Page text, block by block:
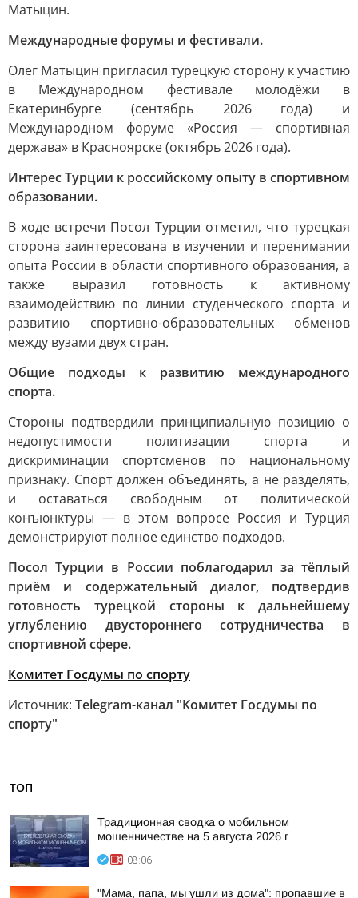
Матыцин.
Международные форумы и фестивали.
Олег Матыцин пригласил турецкую сторону к участию
в Международном фестивале молодёжи в
Екатеринбурге (сентябрь 2026 года) и
Международном форуме «Россия — спортивная
держава» в Красноярске (октябрь 2026 года).
Интерес Турции к российскому опыту в спортивном
образовании.
В ходе встречи Посол Турции отметил, что турецкая
сторона заинтересована в изучении и перенимании
опыта России в области спортивного образования, а
также выразил готовность к активному
взаимодействию по линии студенческого спорта и
развитию спортивно-образовательных обменов
между вузами двух стран.
Общие подходы к развитию международного
спорта.
Стороны подтвердили принципиальную позицию о
недопустимости политизации спорта и
дискриминации спортсменов по национальному
признаку. Спорт должен объединять, а не разделять,
и оставаться свободным от политической
конъюнктуры — в этом вопросе Россия и Турция
демонстрируют полное единство подходов.
Посол Турции в России поблагодарил за тёплый
приём и содержательный диалог, подтвердив
готовность турецкой стороны к дальнейшему
углублению двустороннего сотрудничества в
спортивной сфере.
Комитет Госдумы по спорту
Источник: Telegram-канал "Комитет Госдумы по
спорту"
ТОП
Традиционная сводка о мобильном
мошенничестве на 5 августа 2026 г
08:06
"Мама, папа, мы ушли из дома": пропавшие в